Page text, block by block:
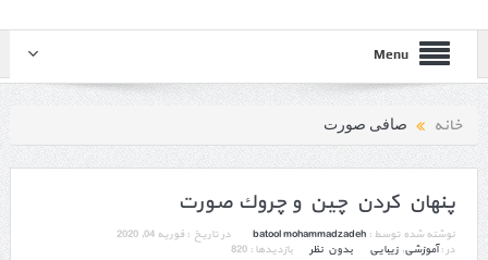
Menu
خانه صافی صورت
پنهان كردن چين و چروك صورت
نوشته شده توسط : batool mohammadzadeh در تاریخ : فوریه 04, 2020
در :آموزشی, زیبایی بدون نظر بازدیدها : 820